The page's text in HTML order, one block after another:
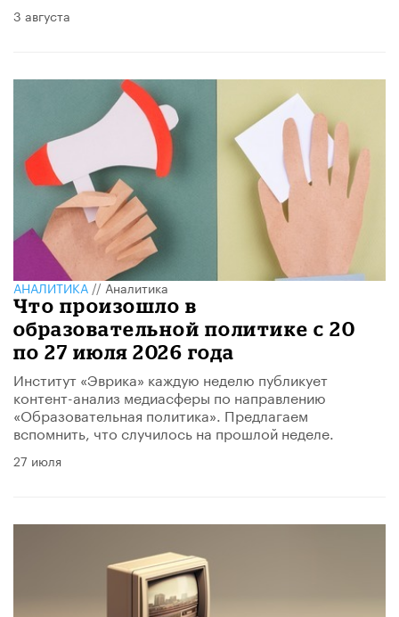
3 августа
АНАЛИТИКА//Аналитика
​Что произошло в
образовательной политике с 20
по 27 июля 2026 года
Институт «Эврика» каждую неделю публикует
контент-анализ медиасферы по направлению
«Образовательная политика». Предлагаем
вспомнить, что случилось на прошлой неделе.
27 июля